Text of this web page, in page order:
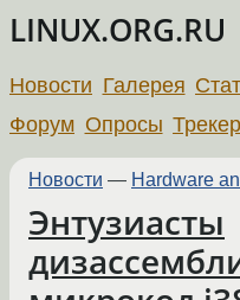
LINUX.ORG.RU
Новости Галерея
Форум Опросы Трекер
Новости — Hardware
Энтузиасты